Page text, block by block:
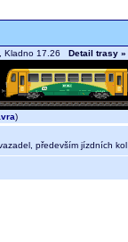
Kladno 17.26 Detail trasy »
)
především jízdních kol